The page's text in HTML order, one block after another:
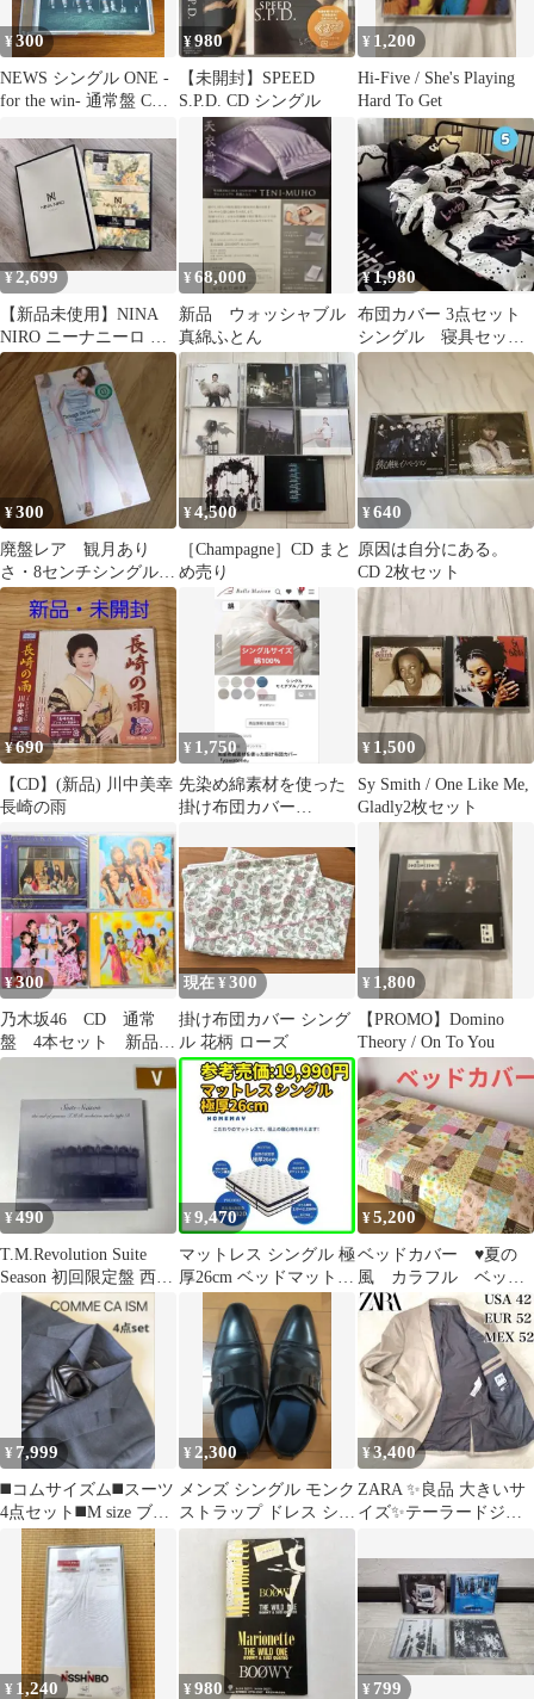
¥300
NEWS シングル ONE -
for the win- 通常盤 CD
¥980
【未開封】SPEED
S.P.D. CD シングル
¥ 1,200
Hi-Five / She's Playing
Hard To Get
¥2,699
【新品未使用】NINA
NIRO ニーナニーロ 綿
毛布 シングルサイズ 日
本製
¥68,000
新品 ウォッシャブル
真綿ふとん
¥1,980
布団カバー 3点セット
シングル 寝具セット
まくら 敷布団 洗え
る 新生活
¥300
廃盤レア 観月あり
さ・8センチシングル・
through the season
¥4,500
［Champagne］CD まと
め売り
¥640
原因は自分にある。
CD 2枚セット
¥690
【CD】(新品) 川中美幸
長崎の雨
¥ 1,750
先染め綿素材を使った
掛け布団カバー
¥ 1,500
Sy Smith / One Like Me,
Gladly2枚セット
¥300
乃木坂46 CD 通常
盤 4本セット 新品未
開封
現在 ¥300
掛け布団カバー シング
ル 花柄 ローズ
¥ 1,800
【PROMO】Domino
Theory / On To You
¥490
T.M.Revolution Suite
Season 初回限定盤 西川
貴教
¥ 9,470
マットレス シングル 極
厚26cm ベッドマットレ
ス 高反発 やや硬め
¥5,200
ベッドカバー ♥夏の
風 カラフル ベッド
スプレッド パッチワ
ーク ハンドメイド
¥ 7,999
◼️コムサイズム◼️スーツ
4点セット◼️M size ブル
¥2,300
メンズ シングル モンク
ストラップ ドレス シュ
ーズ ブラック ビジネス
¥3,400
ZARA ✨良品 大きいサ
イズ✨テーラードジャ
ュアル
¥ 1,240 ¥980 ¥ 799